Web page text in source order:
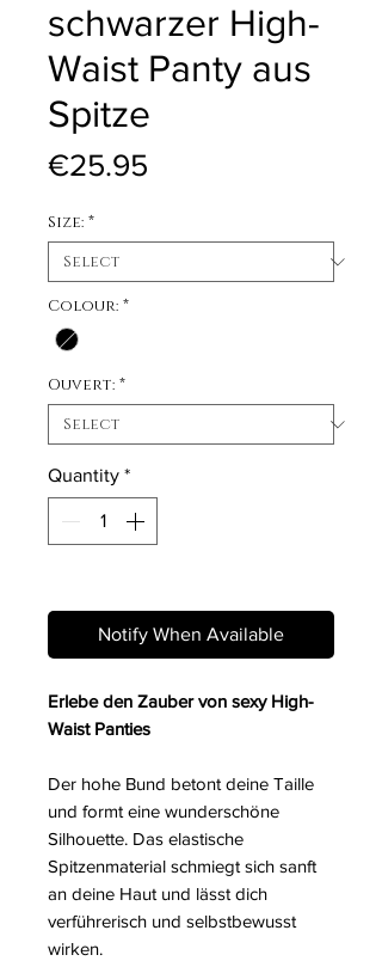
schwarzer High-
Waist Panty aus
Spitze
€25.95
Size: *
Colour: *
Ouvert: *
Quantity *
Notify When Available
Erlebe den Zauber von sexy High-
Waist Panties
Der hohe Bund betont deine Taille
und formt eine wunderschöne
Silhouette. Das elastische
Spitzenmaterial schmiegt sich sanft
an deine Haut und lässt dich
verführerisch und selbstbewusst
wirken.